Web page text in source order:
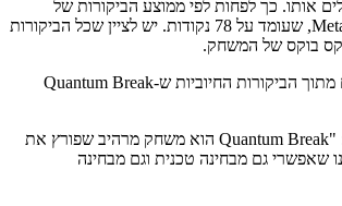
אותו. כך לפחות לפי ממוצע הביקורות של
המשחק באתר Metacritic, שעומד על 78 נקודות. יש לציין שכל הביקורות
בוקס של המשחק.
נתחיל מכמה ציטוטים מתוך הביקורות החיוביות ש-Quantum Break
, ציון 95: "Quantum Break הוא משחק מרהיב שפורץ את
שאפשרי גם מבחינה טכנית וגם מבחינה